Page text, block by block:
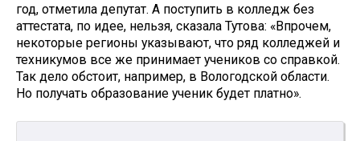
год, отметила депутат. А поступить в колледж без
аттестата, по идее, нельзя, сказала Тутова: «Впрочем,
некоторые регионы указывают, что ряд колледжей и
техникумов все же принимает учеников со справкой.
Так дело обстоит, например, в Вологодской области.
Но получать образование ученик будет платно».